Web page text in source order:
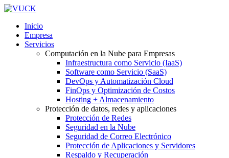
Inicio
Empresa
Servicios
Computación en la Nube para Empresas
Infraestructura como Servicio (IaaS)
Software como Servicio (SaaS)
DevOps y Automatización Cloud
FinOps y Optimización de Costos
Hosting + Almacenamiento
Protección de datos, redes y aplicaciones
Protección de Redes
Seguridad en la Nube
Seguridad de Correo Electrónico
Protección de Aplicaciones y Servidores
Respaldo y Recuperación